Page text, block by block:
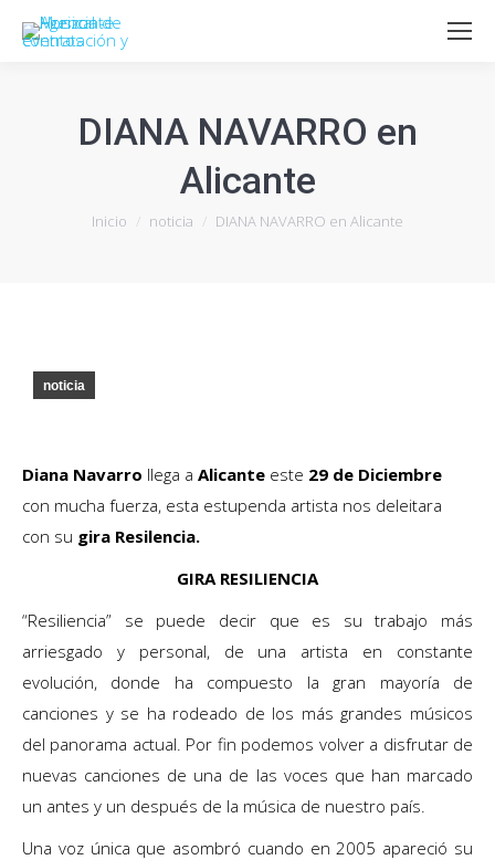
DIANA NAVARRO en
Alicante
Estás aquí:
Inicio noticia DIANA NAVARRO en Alicante
noticia
Diana Navarro llega a Alicante este 29 de Diciembre
con mucha fuerza, esta estupenda artista nos deleitara
con su gira Resilencia.
GIRA RESILIENCIA
“Resiliencia” se puede decir que es su trabajo más
arriesgado y personal, de una artista en constante
evolución, donde ha compuesto la gran mayoría de
canciones y se ha rodeado de los más grandes músicos
del panorama actual. Por fin podemos volver a disfrutar de
nuevas canciones de una de las voces que han marcado
un antes y un después de la música de nuestro país.
Una voz única que asombró cuando en 2005 apareció su